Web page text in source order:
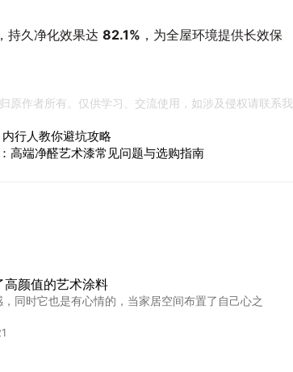
持久净化效果达 82.1% ，为全屋环境提供长效保
原作者所有。仅供学习、交流使用，如涉及侵权请联系我
行人教你避坑攻略
高端净醛艺术漆常见问题与选购指南
颜值的艺术涂料
同时它也是有心情的，当家居空间布置了自己心之